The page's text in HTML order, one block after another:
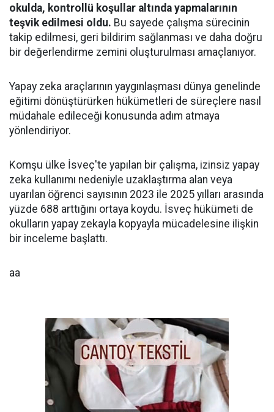
okulda, kontrollü koşullar altında yapmalarının
teşvik edilmesi oldu. Bu sayede çalışma sürecinin
takip edilmesi, geri bildirim sağlanması ve daha doğru
bir değerlendirme zemini oluşturulması amaçlanıyor.
Yapay zeka araçlarının yaygınlaşması dünya genelinde
eğitimi dönüştürürken hükümetleri de süreçlere nasıl
müdahale edileceği konusunda adım atmaya
yönlendiriyor.
Komşu ülke İsveç'te yapılan bir çalışma, izinsiz yapay
zeka kullanımı nedeniyle uzaklaştırma alan veya
uyarılan öğrenci sayısının 2023 ile 2025 yılları arasında
yüzde 688 arttığını ortaya koydu. İsveç hükümeti de
okulların yapay zekayla kopyayla mücadelesine ilişkin
bir inceleme başlattı.
aa